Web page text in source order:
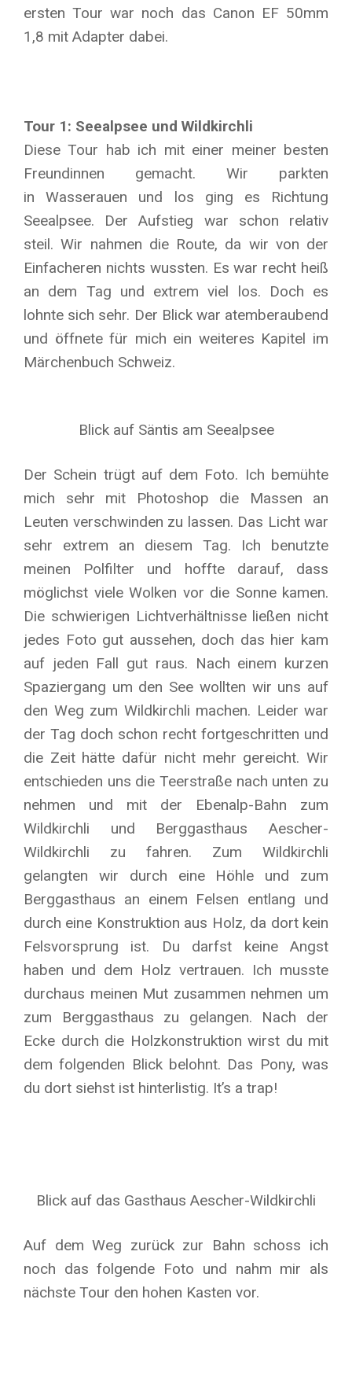
ersten Tour war noch das Canon EF 50mm
1,8 mit Adapter dabei.
Tour 1: Seealpsee und Wildkirchli
Diese Tour hab ich mit einer meiner besten
Freundinnen gemacht. Wir parkten
in Wasserauen und los ging es Richtung
Seealpsee. Der Aufstieg war schon relativ
steil. Wir nahmen die Route, da wir von der
Einfacheren nichts wussten. Es war recht heiß
an dem Tag und extrem viel los. Doch es
lohnte sich sehr. Der Blick war atemberaubend
und öffnete für mich ein weiteres Kapitel im
Märchenbuch Schweiz.
Blick auf Säntis am Seealpsee
Der Schein trügt auf dem Foto. Ich bemühte
mich sehr mit Photoshop die Massen an
Leuten verschwinden zu lassen. Das Licht war
sehr extrem an diesem Tag. Ich benutzte
meinen Polfilter und hoffte darauf, dass
möglichst viele Wolken vor die Sonne kamen.
Die schwierigen Lichtverhältnisse ließen nicht
jedes Foto gut aussehen, doch das hier kam
auf jeden Fall gut raus. Nach einem kurzen
Spaziergang um den See wollten wir uns auf
den Weg zum Wildkirchli machen. Leider war
der Tag doch schon recht fortgeschritten und
die Zeit hätte dafür nicht mehr gereicht. Wir
entschieden uns die Teerstraße nach unten zu
nehmen und mit der Ebenalp-Bahn zum
Wildkirchli und Berggasthaus Aescher-
Wildkirchli zu fahren. Zum Wildkirchli
gelangten wir durch eine Höhle und zum
Berggasthaus an einem Felsen entlang und
durch eine Konstruktion aus Holz, da dort kein
Felsvorsprung ist. Du darfst keine Angst
haben und dem Holz vertrauen. Ich musste
durchaus meinen Mut zusammen nehmen um
zum Berggasthaus zu gelangen. Nach der
Ecke durch die Holzkonstruktion wirst du mit
dem folgenden Blick belohnt. Das Pony, was
du dort siehst ist hinterlistig. It’s a trap!
Blick auf das Gasthaus Aescher-Wildkirchli
Auf dem Weg zurück zur Bahn schoss ich
noch das folgende Foto und nahm mir als
nächste Tour den hohen Kasten vor.